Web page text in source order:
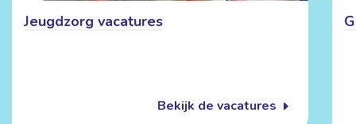
Jeugdzorg vacatures
Bekijk de vacatures